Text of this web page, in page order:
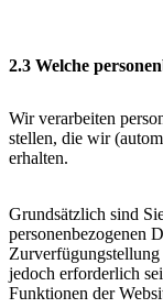
2.3 Welche
Wir verarbeiten
stellen, die wir
erhalten.
Grundsätzlich sind
personenbezogenen
Zurverfügungstellung
jedoch erforderlich
Funktionen der